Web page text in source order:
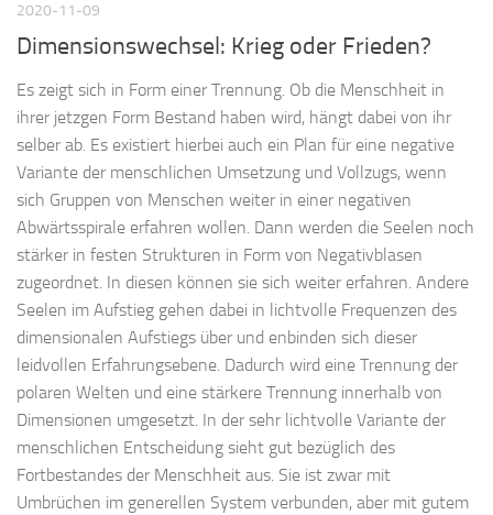
2020-11-09
Dimensionswechsel: Krieg oder Frieden?
Es zeigt sich in Form einer Trennung. Ob die Menschheit in
ihrer jetzgen Form Bestand haben wird, hängt dabei von ihr
selber ab. Es existiert hierbei auch ein Plan für eine negative
Variante der menschlichen Umsetzung und Vollzugs, wenn
sich Gruppen von Menschen weiter in einer negativen
Abwärtsspirale erfahren wollen. Dann werden die Seelen noch
stärker in festen Strukturen in Form von Negativblasen
zugeordnet. In diesen können sie sich weiter erfahren. Andere
Seelen im Aufstieg gehen dabei in lichtvolle Frequenzen des
dimensionalen Aufstiegs über und enbinden sich dieser
leidvollen Erfahrungsebene. Dadurch wird eine Trennung der
polaren Welten und eine stärkere Trennung innerhalb von
Dimensionen umgesetzt. In der sehr lichtvolle Variante der
menschlichen Entscheidung sieht gut bezüglich des
Fortbestandes der Menschheit aus. Sie ist zwar mit
Umbrüchen im generellen System verbunden, aber mit gutem